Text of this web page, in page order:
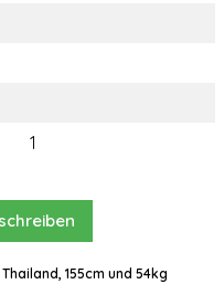
1
155cm und 54kg